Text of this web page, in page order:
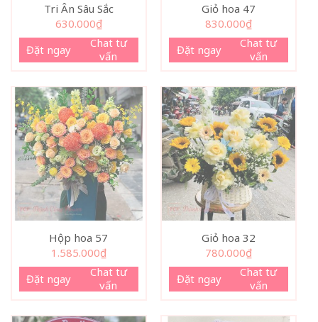
Tri Ân Sâu Sắc
630.000₫
Đặt ngay
Chat tư
vấn
Giỏ hoa 47
830.000₫
Đặt ngay
Chat tư
vấn
Hộp hoa 57
1.585.000₫
Đặt ngay
Chat tư
vấn
Giỏ hoa 32
780.000₫
Đặt ngay
Chat tư
vấn